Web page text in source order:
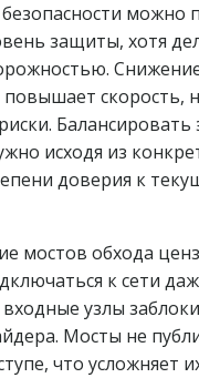
можно
защиты, хотя
повышает скорость,
Балансировать
исходя из
доверия к
мостов обхода
к сети
входные узлы
Мосты не
что усложняет